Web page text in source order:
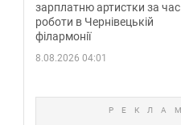
зарплатню артистки за час
роботи в Чернівецькій
філармонії
8.08.2026 04:01